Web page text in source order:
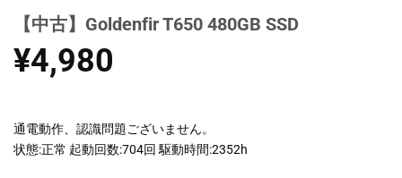
【中古】Goldenfir T650 480GB SSD
¥4,980
通電動作、認識問題ございません。
状態:正常 起動回数:704回 駆動時間:2352h